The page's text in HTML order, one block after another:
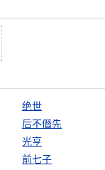
绝世
后不僭先
光亨
前七子